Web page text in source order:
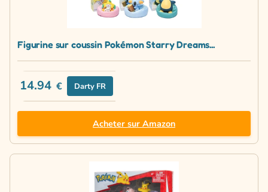
Figurine sur coussin Pokémon Starry Dreams...
14.94 € Darty FR
Acheter sur Amazon